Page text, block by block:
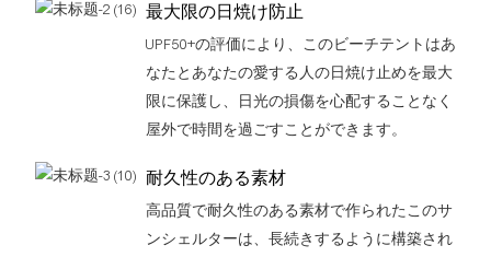
最大限の日焼け防止
UPF50+の評価により、このビーチテントはあ
なたとあなたの愛する人の日焼け止めを最大
限に保護し、日光の損傷を心配することなく
屋外で時間を過ごすことができます。
耐久性のある素材
高品質で耐久性のある素材で作られたこのサ
ンシェルターは、長続きするように構築され